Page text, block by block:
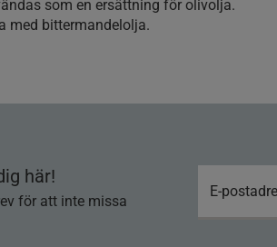
som en ersättning för olivolja.
med bittermandelolja.
här!
för att inte missa